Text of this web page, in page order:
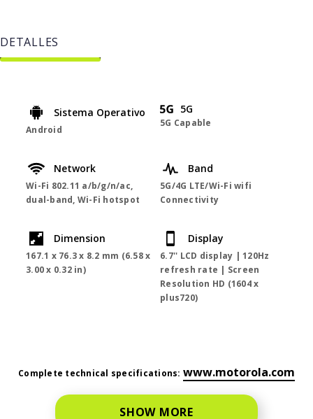
DETALLES
Sistema Operativo
Android
5G
5G Capable
Network
Wi-Fi 802.11 a/b/g/n/ac,
dual-band, Wi-Fi hotspot
Band
5G/4G LTE/Wi-Fi wifi
Connectivity
Dimension
167.1 x 76.3 x 8.2 mm (6.58 x
3.00 x 0.32 in)
Display
6.7'' LCD display | 120Hz
refresh rate | Screen
Resolution HD (1604 x
plus720)
Complete technical specifications: www.motorola.com
SHOW MORE